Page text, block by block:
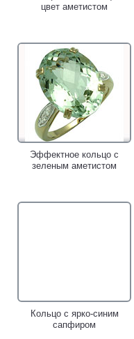
цвет аметистом
Эффектное кольцо с
зеленым аметистом
Кольцо с ярко-синим
сапфиром